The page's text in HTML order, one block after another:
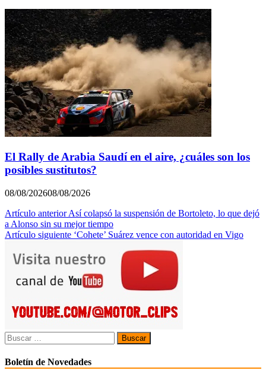
El Rally de Arabia Saudí en el aire, ¿cuáles son los
posibles sustitutos?
08/08/202608/08/2026
Navegación
de
Artículo anterior Así colapsó la suspensión de Bortoleto, lo que dejó
a Alonso sin su mejor tiempo
Artículo siguiente ‘Cohete’ Suárez vence con autoridad en Vigo
Buscar:
Boletín de Novedades